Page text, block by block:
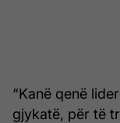
“Kanë qenë
gjykatë, për të